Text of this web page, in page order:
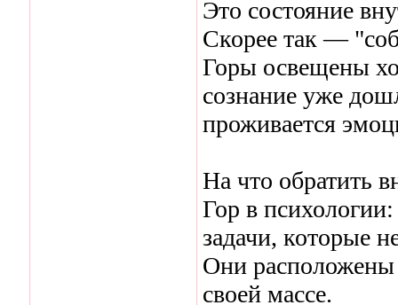
Это состояние
Скорее так —
Горы освещены
сознание уже
проживается
На что обратить
Гор в
задачи, которые
Они
своей массе.